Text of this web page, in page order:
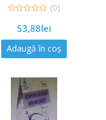
5
(0)
53,88lei
Adaugă în coș